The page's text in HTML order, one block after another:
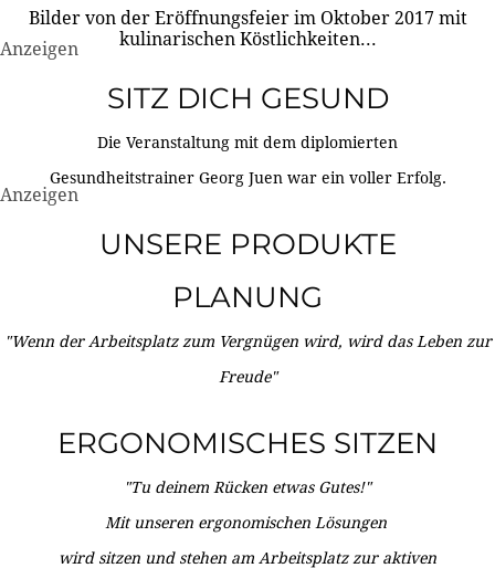
Bilder von der Eröffnungsfeier im Oktober 2017 mit
kulinarischen Köstlichkeiten...
Anzeigen
SITZ DICH GESUND
Die Veranstaltung mit dem diplomierten
Gesundheitstrainer Georg Juen war ein voller Erfolg.
Anzeigen
UNSERE PRODUKTE
PLANUNG
"Wenn der Arbeitsplatz zum Vergnügen wird, wird das Leben zur
Freude"
ERGONOMISCHES SITZEN
"Tu deinem Rücken etwas Gutes!"
Mit unseren ergonomischen Lösungen
wird sitzen und stehen am Arbeitsplatz zur aktiven